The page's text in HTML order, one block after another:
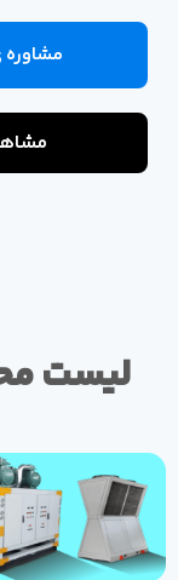
مشاوره
لیست